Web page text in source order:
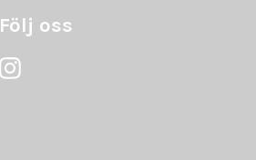
Följ oss